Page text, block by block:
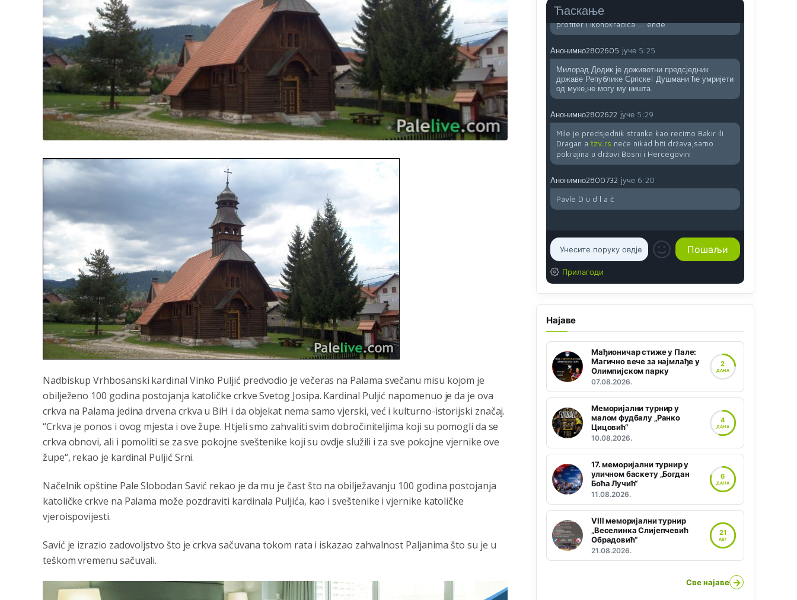
Nadbiskup Vrhbosanski kardinal Vinko Puljić predvodio je večeras na Palama svečanu misu kojom je
obilježeno 100 godina postojanja katoličke crkve Svetog Josipa. Kardinal Puljić napomenuo je da je ova
crkva na Palama jedina drvena crkva u BiH i da objekat nema samo vjerski, već i kulturno-istorijski značaj.
“Crkva je ponos i ovog mjesta i ove župe. Htjeli smo zahvaliti svim dobročiniteljima koji su pomogli da se
crkva obnovi, ali i pomoliti se za sve pokojne sveštenike koji su ovdje služili i za sve pokojne vjernike ove
župe“, rekao je kardinal Puljić Srni.
Načelnik opštine Pale Slobodan Savić rekao je da mu je čast što na obilježavanju 100 godina postojanja
katoličke crkve na Palama može pozdraviti kardinala Puljića, kao i sveštenike i vjernike katoličke
vjeroispovijesti.
Savić je izrazio zadovoljstvo što je crkva sačuvana tokom rata i iskazao zahvalnost Paljanima što su je u
teškom vremenu sačuvali.
Ћаскање
....i onda su na tenkovima NATO pakta, na vlast
došli jedna baba i jedan švercer dezerter ratni
profiter i ikonokradica .... ende
Анонимно2802605 јуче 5:25
Милорад Додик је доживотни предсједник
државе Републике Српске! Душмани ће умријети
од муке,не могу му ништа.
Анонимно2802622 јуче 5:29
Mile je predsjednik stranke kao recimo Bakir ili
Dragan a tzv.rs neće nikad biti država,samo
pokrajina u državi Bosni i Hercegovini
Анонимно2800732 јуче 6:20
Pavle D u d l a č
Прилагоди
Најаве
Мађионичар стиже у Пале:
Магично вече за најмлађе у
Олимпијском парку
07.08.2026.
2
ДАНА
Меморијални турнир у
малом фудбалу „Ранко
Цицовић“
10.08.2026.
4
ДАНА
17. меморијални турнир у
уличном баскету „Богдан
Боћа Лучић“
11.08.2026.
6
ДАНА
VIII меморијални турнир
„Веселинка Слијепчевић
Обрадовић“
21.08.2026.
21
АВГ
Све најаве →